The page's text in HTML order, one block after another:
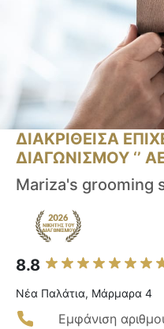
ΔΙΑΚΡΙΘΕΙΣΑ
ΔΙΑΓΩΝΙΣΜΟΥ ‘’
Mariza's grooming
8.8
Νέα Παλάτια, Μάρμαρα 4
Εμφάνιση